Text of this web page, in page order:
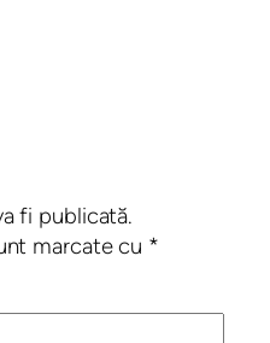
fi publicată.
marcate cu *